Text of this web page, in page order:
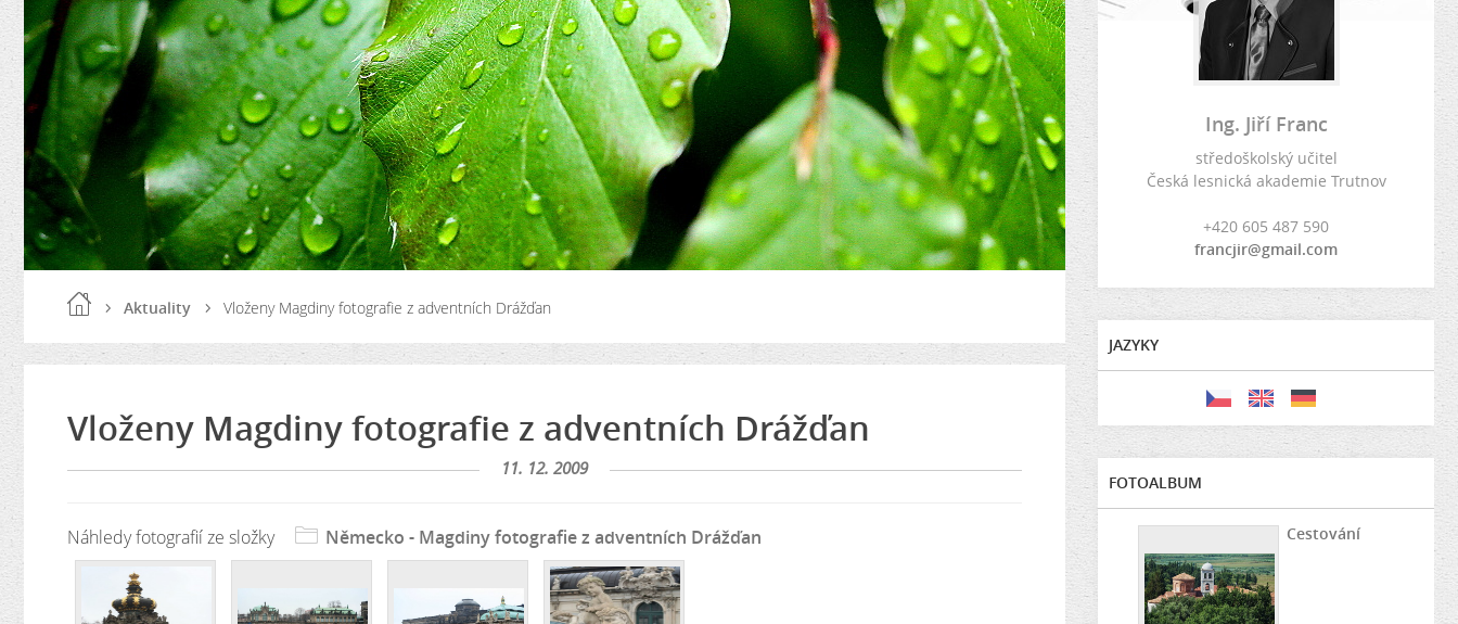
Aktuality Vloženy Magdiny fotografie z adventních Drážďan
Vloženy Magdiny fotografie z adventních Drážďan
11. 12. 2009
Náhledy fotografií ze složky Německo - Magdiny fotografie z adventních Drážďan
Ing. Jiří Franc
středoškolský učitel
Česká lesnická akademie Trutnov
+420 605 487 590
francjir@gmail.com
JAZYKY
FOTOALBUM
Cestování